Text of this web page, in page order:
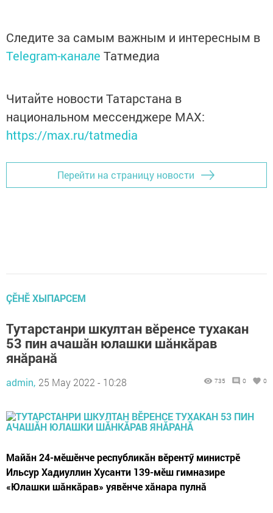
Следите за самым важным и интересным в
Telegram-канале Татмедиа
Читайте новости Татарстана в
национальном мессенджере MАХ:
https://max.ru/tatmedia
Перейти на страницу новости
ÇӖНӖ ХЫПАРСЕМ
Тутарстанри шкултан вӗренсе тухакан
53 пин ачашăн юлашки шăнкăрав
янăранă
admin, 25 May 2022 - 10:28 735 0 0
Майăн 24-мӗшӗнче республикăн вӗрентӳ министрӗ
Ильсур Хадиуллин Хусанти 139-мӗш гимназире
«Юлашки шăнкăрав» уявӗнче хăнара пулнă